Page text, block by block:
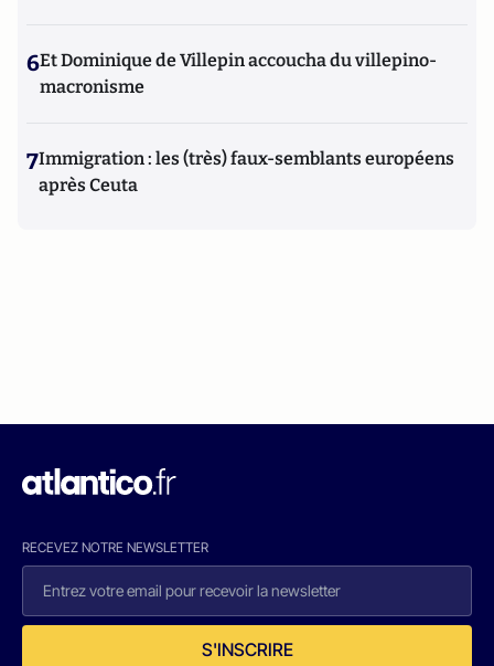
6Et Dominique de Villepin accoucha du villepino-
macronisme
7Immigration : les (très) faux-semblants européens
après Ceuta
RECEVEZ NOTRE NEWSLETTER
S'INSCRIRE